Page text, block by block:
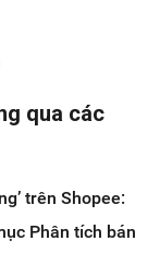
qua các
trên Shopee:
Phân tích bán